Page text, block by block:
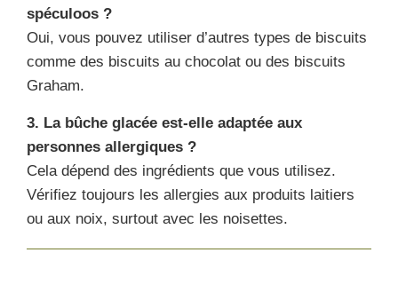
spéculoos ?
Oui, vous pouvez utiliser d’autres types de biscuits
comme des biscuits au chocolat ou des biscuits
Graham.
3. La bûche glacée est-elle adaptée aux
personnes allergiques ?
Cela dépend des ingrédients que vous utilisez.
Vérifiez toujours les allergies aux produits laitiers
ou aux noix, surtout avec les noisettes.